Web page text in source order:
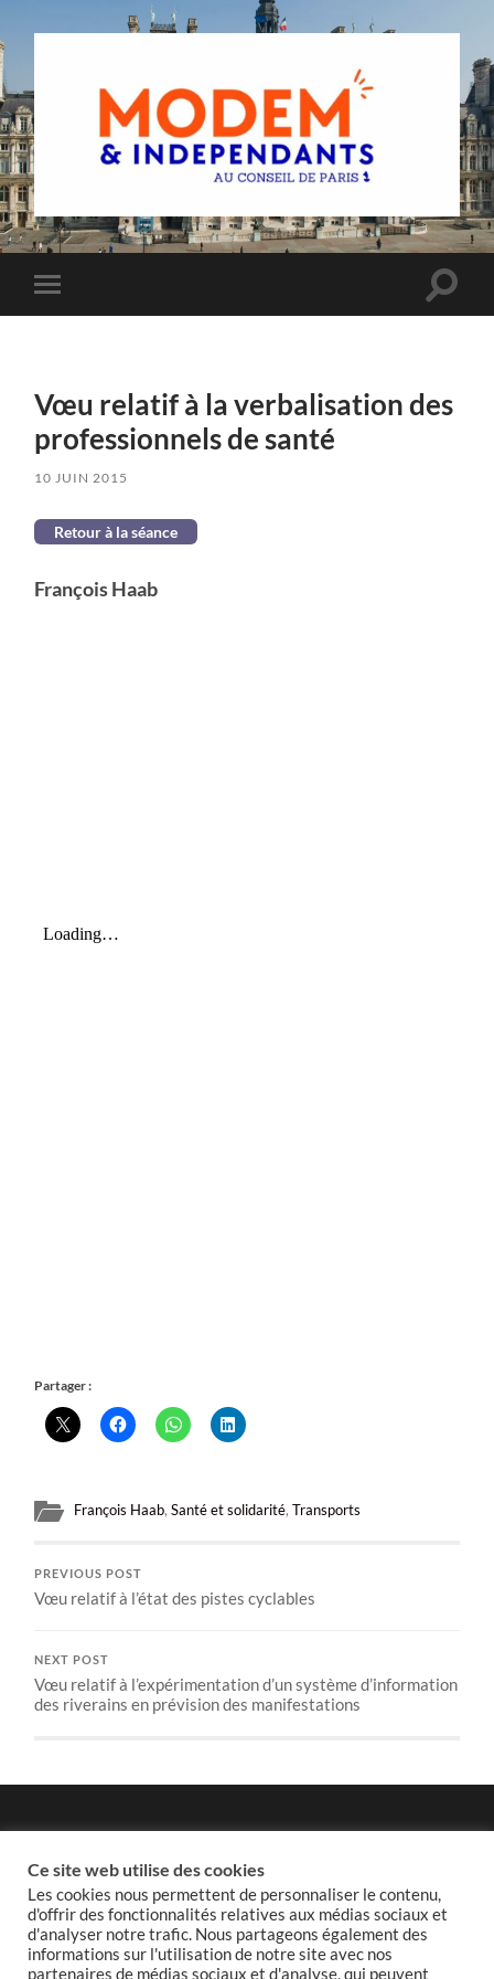
Groupe
MoDem
et
de
Toggle
mobile
Toggle
Vœu relatif à la verbalisation des
professionnels de santé
10 JUIN 2015
Retour à la séance
François Haab
Partager :
François Haab,Santé et solidarité,Transports
PREVIOUS POST
Vœu relatif à l’état des pistes cyclables
NEXT POST
Vœu relatif à l’expérimentation d’un système d’information
des riverains en prévision des manifestations
Politique de cookies
Ce site web utilise des cookies
Les cookies nous permettent de personnaliser le contenu,
d'offrir des fonctionnalités relatives aux médias sociaux et
d'analyser notre trafic. Nous partageons également des
informations sur l'utilisation de notre site avec nos
partenaires de médias sociaux et d'analyse, qui peuvent